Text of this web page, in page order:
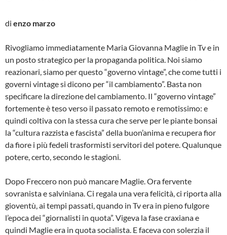
di enzo marzo
Rivogliamo immediatamente Maria Giovanna Maglie in Tv e in
un posto strategico per la propaganda politica. Noi siamo
reazionari, siamo per questo “governo vintage”, che come tutti i
governi vintage si dicono per “il cambiamento”. Basta non
specificare la direzione del cambiamento. Il “governo vintage”
fortemente è teso verso il passato remoto e remotissimo: e
quindi coltiva con la stessa cura che serve per le piante bonsai
la “cultura razzista e fascista” della buon’anima e recupera fior
da fiore i più fedeli trasformisti servitori del potere. Qualunque
potere, certo, secondo le stagioni.
Dopo Freccero non può mancare Maglie. Ora fervente
sovranista e salviniana. Ci regala una vera felicità, ci riporta alla
gioventù, ai tempi passati, quando in Tv era in pieno fulgore
l’epoca dei “giornalisti in quota”. Vigeva la fase craxiana e
quindi Maglie era in quota socialista. E faceva con solerzia il